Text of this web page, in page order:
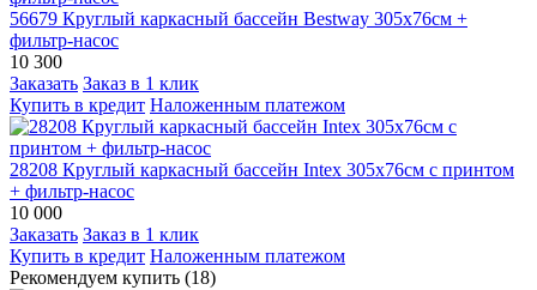
56679 Круглый каркасный бассейн Bestway 305х76см +
фильтр-насос
10 300
Заказать Заказ в 1 клик
Купить в кредит Наложенным платежом
28208 Круглый каркасный бассейн Intex 305х76см с принтом
+ фильтр-насос
10 000
Заказать Заказ в 1 клик
Купить в кредит Наложенным платежом
Рекомендуем купить (18)